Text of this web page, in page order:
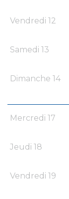
Vendredi 12
Samedi 13
Dimanche 14
Mercredi 17
Jeudi 18
Vendredi 19